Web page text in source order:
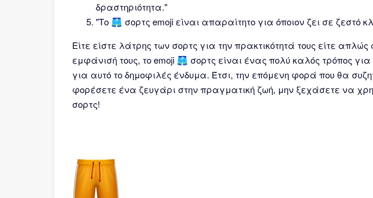
δραστηριότητα."
"Το 🩳 σορτς emoji είναι απαραίτητο για όποιον ζει σε ζεστό
Είτε είστε λάτρης των σορτς για την πρακτικότητά τους είτε
εμφάνισή τους, το emoji 🩳 σορτς είναι ένας πολύ καλός τρόπος για
για αυτό το δημοφιλές ένδυμα. Έτσι, την επόμενη φορά που θα
φορέσετε ένα ζευγάρι στην πραγματική ζωή, μην ξεχάσετε να
σορτς!